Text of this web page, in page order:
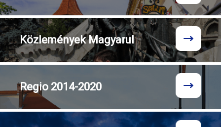
KözleményekMagyarul
Regio 2014-2020